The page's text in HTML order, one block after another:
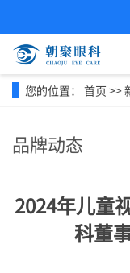
您的位置： 首页 >>
品牌动态
2024年儿童
科董